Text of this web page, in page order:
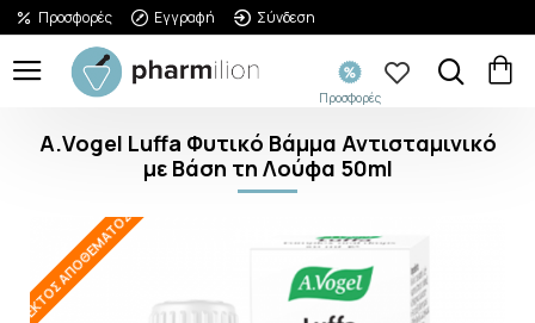
Προσφορές Εγγραφή Σύνδεση
Προσφορές
A.Vogel Luffa Φυτικό Βάμμα Αντισταμινικό
με Βάση τη Λούφα 50ml
ΕΚΤΌΣ ΑΠΟΘΈΜΑΤΟΣ